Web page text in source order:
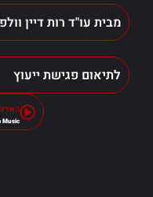
מבית עו"ד רות דיין
לתיאום פגישת ייעוץ
Music